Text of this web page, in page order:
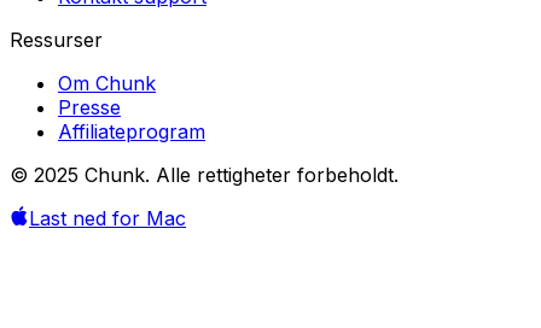
Ressurser
Om Chunk
Presse
Affiliateprogram
© 2025 Chunk. Alle rettigheter forbeholdt.
Last ned for Mac